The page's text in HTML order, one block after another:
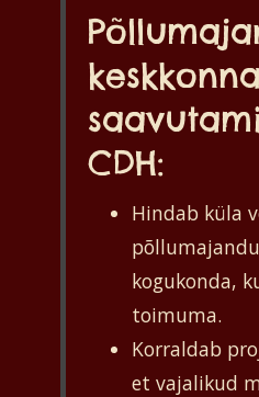
CDH:
Hindab küla
kogukonda,
toimuma.
Korraldab
et vajalikud